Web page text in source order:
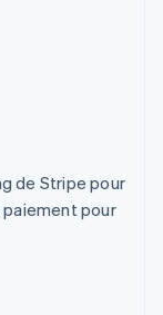
de Stripe pour
pour